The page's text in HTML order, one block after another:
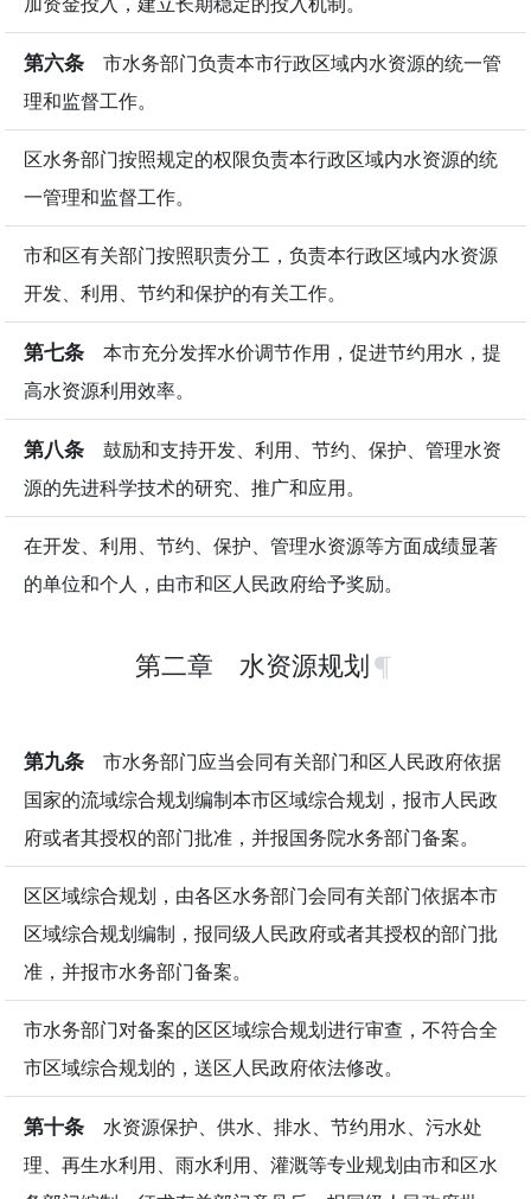
第六条 市水务部门负责本市行政区域内水资源的统一管
理和监督工作。
区水务部门按照规定的权限负责本行政区域内水资源的统
一管理和监督工作。
市和区有关部门按照职责分工，负责本行政区域内水资源
开发、利用、节约和保护的有关工作。
第七条 本市充分发挥水价调节作用，促进节约用水，提
高水资源利用效率。
第八条 鼓励和支持开发、利用、节约、保护、管理水资
源的先进科学技术的研究、推广和应用。
在开发、利用、节约、保护、管理水资源等方面成绩显著
的单位和个人，由市和区人民政府给予奖励。
第二章 水资源规划
第九条 市水务部门应当会同有关部门和区人民政府依据
国家的流域综合规划编制本市区域综合规划，报市人民政
府或者其授权的部门批准，并报国务院水务部门备案。
区区域综合规划，由各区水务部门会同有关部门依据本市
区域综合规划编制，报同级人民政府或者其授权的部门批
准，并报市水务部门备案。
市水务部门对备案的区区域综合规划进行审查，不符合全
市区域综合规划的，送区人民政府依法修改。
第十条 水资源保护、供水、排水、节约用水、污水处
理、再生水利用、雨水利用、灌溉等专业规划由市和区水